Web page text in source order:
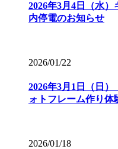
2026年3月4日（水
内停電のお知らせ
2026/01/22
2026年3月1日（日
ォトフレーム作り体
2026/01/18